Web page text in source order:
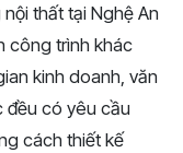
thất tại Nghệ An
công trình khác
kinh doanh, văn
đều có yêu cầu
cách thiết kế